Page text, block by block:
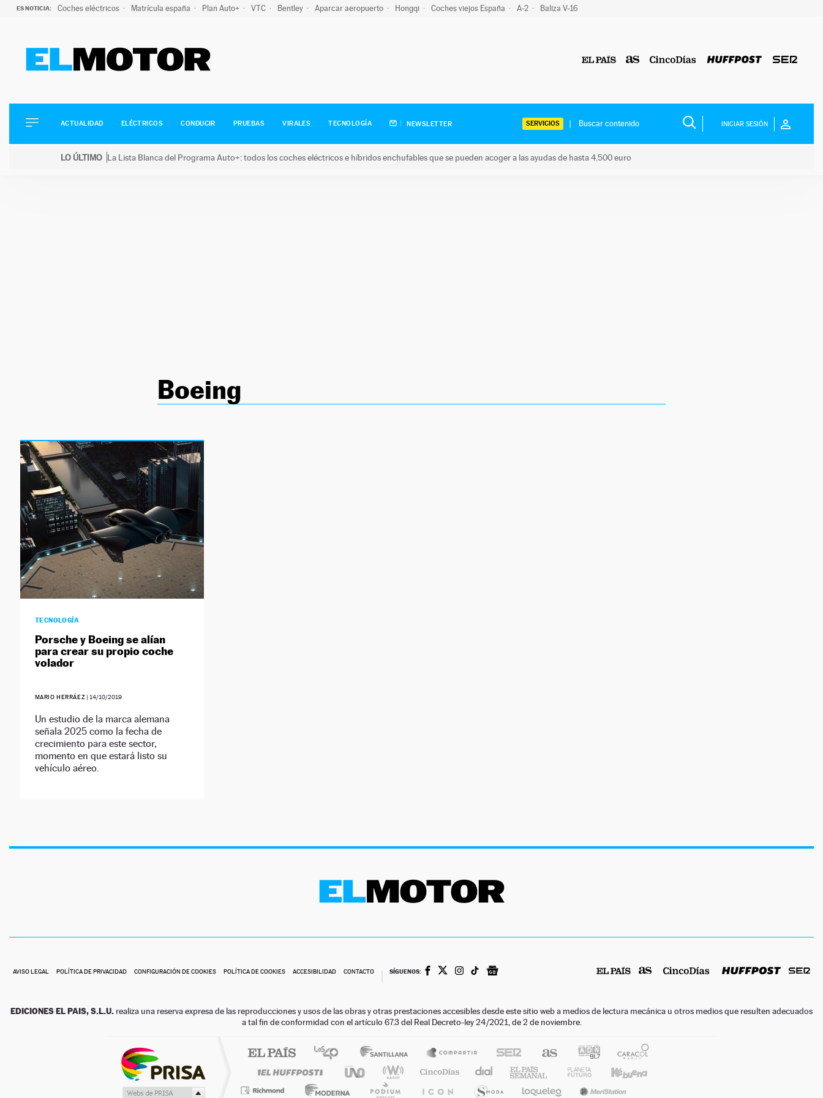
ES NOTICIA: Coches eléctricos Matrícula españa Plan Auto+ VTC Bentley Aparcar aeropuerto Hongqi Coches viejos España A-2 Baliza V-16
ELÉCTRICOS
CONDUCIR
ACTUALIDAD ELÉCTRICOS CONDUCIR PRUEBAS VIRALES TECNOLOGÍA NEWSLETTER SERVICIOS INICIAR SESIÓN
LO ÚLTIMO La Lista Blanca del Programa Auto+: todos los coches eléctricos e híbridos enchufables que se pueden acoger a las ayudas de hasta 4.500 euro
Boeing
TECNOLOGÍA
Porsche y Boeing se alían
para crear su propio coche
volador
MARIO HERRÁEZ | 14/10/2019
Un estudio de la marca alemana
señala 2025 como la fecha de
crecimiento para este sector,
momento en que estará listo su
vehículo aéreo.
AVISO LEGAL POLÍTICA DE PRIVACIDAD CONFIGURACIÓN DE COOKIES POLÍTICA DE COOKIES ACCESIBILIDAD CONTACTO SÍGUENOS:
EDICIONES EL PAIS, S.L.U. realiza una reserva expresa de las reproducciones y usos de las obras y otras prestaciones accesibles desde este sitio web a medios de lectura mecánica u otros medios que resulten adecuados
a tal fin de conformidad con el artículo 67.3 del Real Decreto-ley 24/2021, de 2 de noviembre.